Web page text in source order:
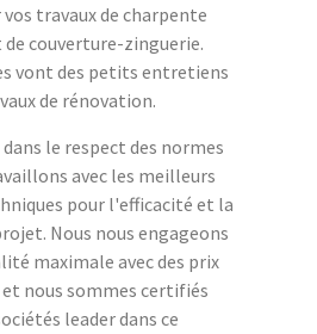
travaux de charpente
couverture-zinguerie.
vont des petits entretiens
de rénovation.
le respect des normes
avec les meilleurs
pour l'efficacité et la
Nous nous engageons
maximale avec des prix
nous sommes certifiés
leader dans ce